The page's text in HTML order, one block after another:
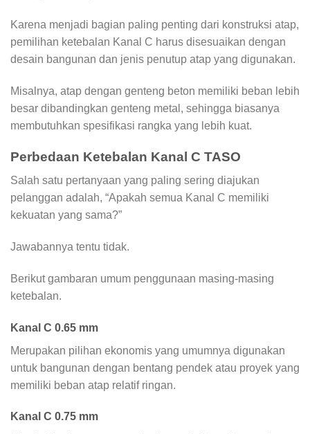
Karena menjadi bagian paling penting dari konstruksi atap,
pemilihan ketebalan Kanal C harus disesuaikan dengan
desain bangunan dan jenis penutup atap yang digunakan.
Misalnya, atap dengan genteng beton memiliki beban lebih
besar dibandingkan genteng metal, sehingga biasanya
membutuhkan spesifikasi rangka yang lebih kuat.
Perbedaan Ketebalan Kanal C TASO
Salah satu pertanyaan yang paling sering diajukan
pelanggan adalah, “Apakah semua Kanal C memiliki
kekuatan yang sama?”
Jawabannya tentu tidak.
Berikut gambaran umum penggunaan masing-masing
ketebalan.
Kanal C 0.65 mm
Merupakan pilihan ekonomis yang umumnya digunakan
untuk bangunan dengan bentang pendek atau proyek yang
memiliki beban atap relatif ringan.
Kanal C 0.75 mm